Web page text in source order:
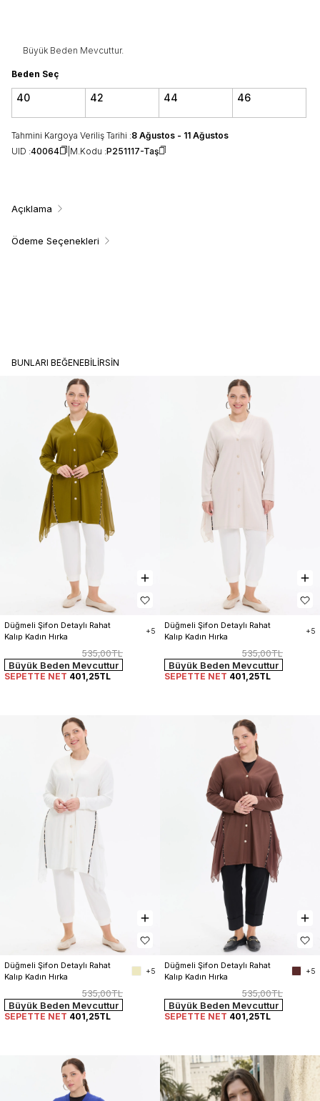
Büyük Beden Mevcuttur.
Beden Seç
40 42 44 46
Tahmini Kargoya Veriliş Tarihi :8 Ağustos - 11 Ağustos
UID :40064 M.Kodu :P251117-Taş
Açıklama
Ödeme Seçenekleri
BUNLARI BEĞENEBILIRSIN
Düğmeli Şifon Detaylı Rahat
Kalıp Kadın Hırka
+5
535,00TL
Büyük Beden Mevcuttur
SEPETTE NET 401,25TL
Düğmeli Şifon Detaylı Rahat
Kalıp Kadın Hırka
+5
535,00TL
Büyük Beden Mevcuttur
SEPETTE NET 401,25TL
Düğmeli Şifon Detaylı Rahat
Kalıp Kadın Hırka
+5
535,00TL
Büyük Beden Mevcuttur
SEPETTE NET 401,25TL
Düğmeli Şifon Detaylı Rahat
Kalıp Kadın Hırka
+5
535,00TL
Büyük Beden Mevcuttur
SEPETTE NET 401,25TL